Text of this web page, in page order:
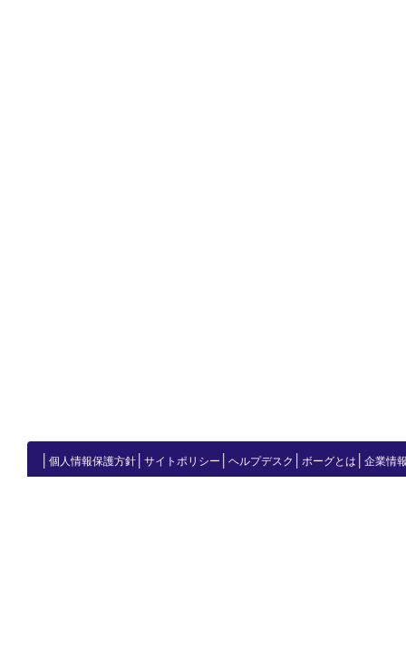
個人情報保護方針 サイトポリシー ヘルプデスク ボーグとは 企業情